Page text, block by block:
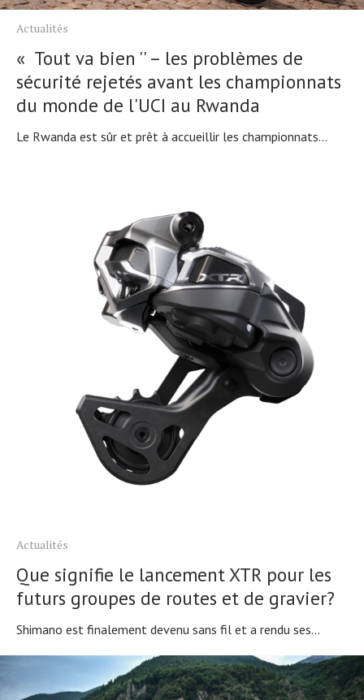
Actualités
« Tout va bien '' – les problèmes de
sécurité rejetés avant les championnats
du monde de l'UCI au Rwanda
Le Rwanda est sûr et prêt à accueillir les championnats...
Actualités
Que signifie le lancement XTR pour les
futurs groupes de routes et de gravier?
Shimano est finalement devenu sans fil et a rendu ses...